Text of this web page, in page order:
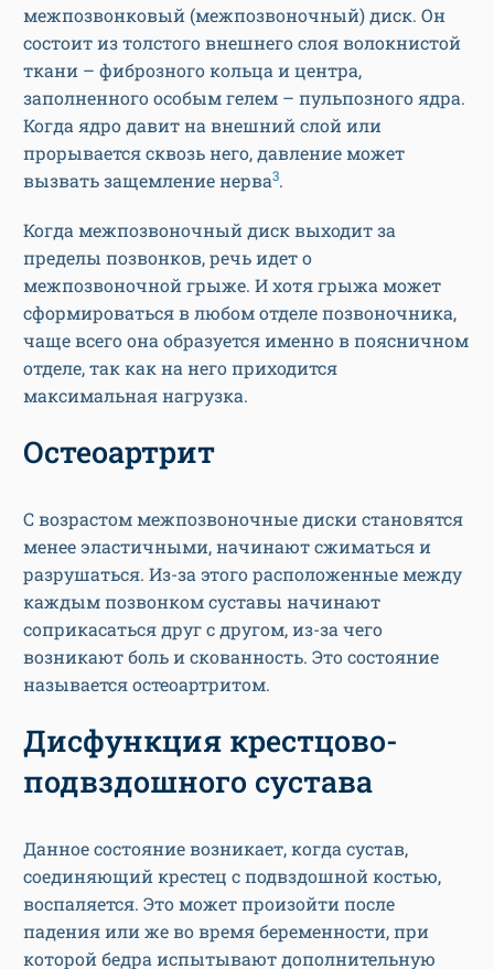
межпозвонковый (межпозвоночный) диск. Он
состоит из толстого внешнего слоя волокнистой
ткани – фиброзного кольца и центра,
заполненного особым гелем – пульпозного ядра.
Когда ядро давит на внешний слой или
прорывается сквозь него, давление может
вызвать защемление нерва3.
Когда межпозвоночный диск выходит за
пределы позвонков, речь идет о
межпозвоночной грыже. И хотя грыжа может
сформироваться в любом отделе позвоночника,
чаще всего она образуется именно в поясничном
отделе, так как на него приходится
максимальная нагрузка.
Остеоартрит
С возрастом межпозвоночные диски становятся
менее эластичными, начинают сжиматься и
разрушаться. Из-за этого расположенные между
каждым позвонком суставы начинают
соприкасаться друг с другом, из-за чего
возникают боль и скованность. Это состояние
называется остеоартритом.
Дисфункция крестцово-
подвздошного сустава
Данное состояние возникает, когда сустав,
соединяющий крестец с подвздошной костью,
воспаляется. Это может произойти после
падения или же во время беременности, при
которой бедра испытывают дополнительную